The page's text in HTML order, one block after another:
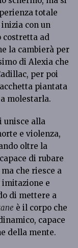
totale
inizia con un
ad
la cambierà per
di Alexia che
per poi
piantata
molestarla.
unisce alla
e violenza,
oltre la
capace di rubare
ma che riesce a
e
di mettere a
è il corpo che
capace
della mente.